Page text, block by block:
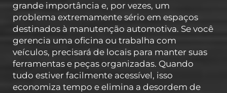
grande importância e, por vezes, um
problema extremamente sério em espaços
destinados à manutenção automotiva. Se você
gerencia uma oficina ou trabalha com
veículos, precisará de locais para manter suas
ferramentas e peças organizadas. Quando
tudo estiver facilmente acessível, isso
economiza tempo e elimina a desordem de